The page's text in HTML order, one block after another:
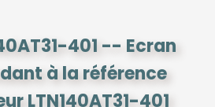
401 -- Ecran
à la référence
LTN140AT31-401